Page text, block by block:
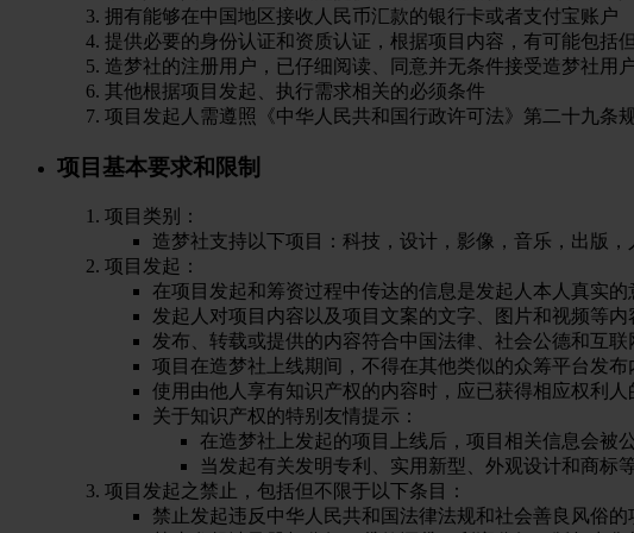
拥有能够在中国地区接收人民币汇款的银行卡或者支付宝账户
提供必要的身份认证和资质认证，根据项目内容，有可能包括
造梦社的注册用户，已仔细阅读、同意并无条件接受造梦社用
其他根据项目发起、执行需求相关的必须条件
项目发起人需遵照《中华人民共和国行政许可法》第二十九条
项目基本要求和限制
项目类别：
造梦社支持以下项目：科技，设计，影像，音乐，出版，
项目发起：
在项目发起和筹资过程中传达的信息是发起人本人真实的
发起人对项目内容以及项目文案的文字、图片和视频等
发布、转载或提供的内容符合中国法律、社会公德和互联
项目在造梦社上线期间，不得在其他类似的众筹平台发布
使用由他人享有知识产权的内容时，应已获得相应权利人
关于知识产权的特别友情提示：
在造梦社上发起的项目上线后，项目相关信息会被
当发起有关发明专利、实用新型、外观设计和商标
项目发起之禁止，包括但不限于以下条目：
禁止发起违反中华人民共和国法律法规和社会善良风俗的